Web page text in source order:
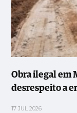
Obra ilegal em
desrespeito a
17 JUL 2026